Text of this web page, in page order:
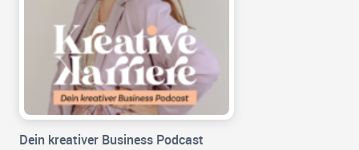
Dein kreativer Business Podcast